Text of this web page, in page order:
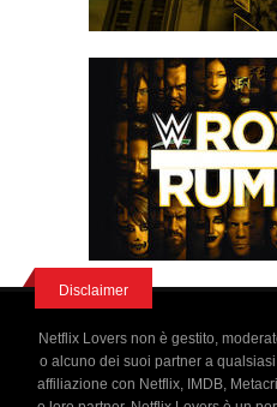
Disclaimer
Netflix Lovers non è gestito,
o alcuno dei suoi partner a
affiliazione con Netflix, IMDB,